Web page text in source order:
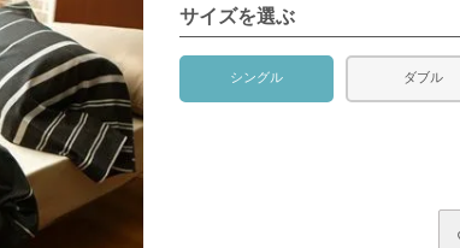
サイズを選ぶ
シングル ダブル